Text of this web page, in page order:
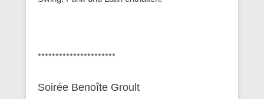
**********************
Soirée Benoîte Groult